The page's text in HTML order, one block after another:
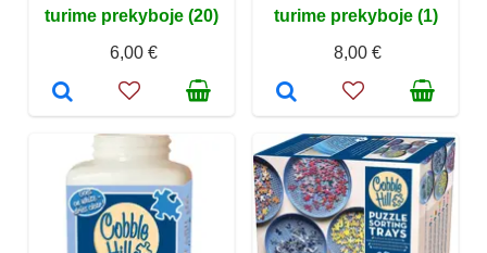
turime prekyboje (20)
6,00 €
turime prekyboje (1)
8,00 €